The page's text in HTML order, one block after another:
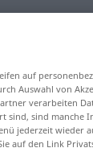
auf
Auswahl von
verarbeiten
sind, sind manche
jederzeit wieder
auf den Link